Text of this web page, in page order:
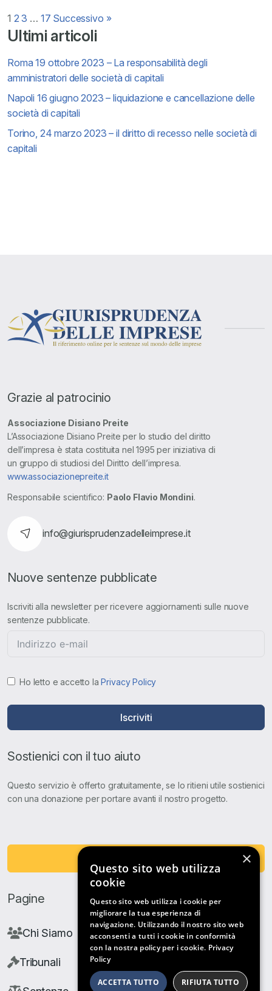
Ultimi articoli
Roma 19 ottobre 2023 – La responsabilità degli
amministratori delle società di capitali
Napoli 16 giugno 2023 – liquidazione e cancellazione delle
società di capitali
Torino, 24 marzo 2023 – il diritto di recesso nelle società di
capitali
Paginazione
degli
articoli
1 2 3 … 17 Successivo »
Grazie al patrocinio
Associazione Disiano Preite
L’Associazione Disiano Preite per lo studio del diritto
dell’impresa è stata costituita nel 1995 per iniziativa di
un gruppo di studiosi del Diritto dell’impresa.
www.associazionepreite.it
Responsabile scientifico: Paolo Flavio Mondini.
info@giurisprudenzadelleimprese.it
Nuove sentenze pubblicate
Iscriviti alla newsletter per ricevere aggiornamenti sulle nuove
sentenze pubblicate.
Ho letto e accetto laPrivacy Policy
Iscriviti
Sostienici con il tuo aiuto
Questo servizio è offerto gratuitamente, se lo ritieni utile sostienici
con una donazione per portare avanti il nostro progetto.
Pagine
Chi Siamo
Tribunali
×
Questo sito web utilizza
cookie
Questo sito web utilizza i cookie per
migliorare la tua esperienza di
navigazione. Utilizzando il nostro sito web
acconsenti a tutti i cookie in conformità
con la nostra policy per i cookie. Privacy
Policy
ACCETTA TUTTO RIFIUTA TUTTO